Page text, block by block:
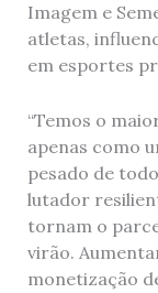
Imagem e
atletas,
em esportes
“Temos o
apenas como
pesado de
lutador
tornam o
virão.
monetização